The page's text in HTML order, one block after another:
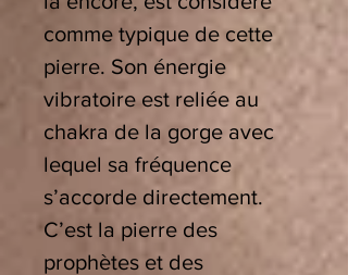
comme typique de cette
pierre. Son énergie
vibratoire est reliée au
chakra de la gorge avec
lequel sa fréquence
s’accorde directement.
C’est la pierre des
prophètes et des